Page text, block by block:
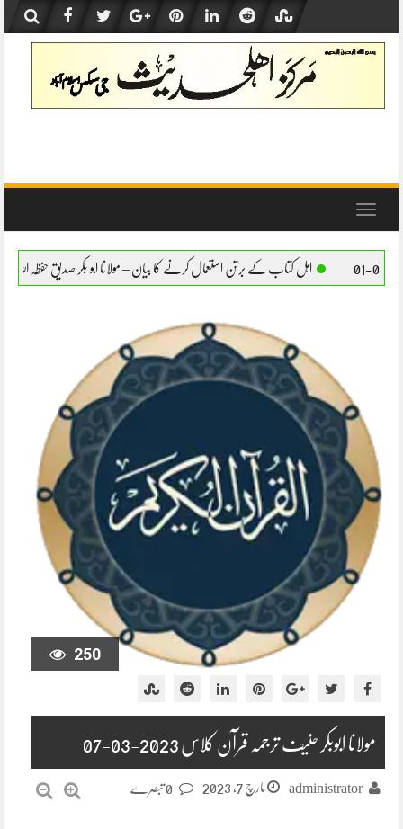
content
Toggle
کے برتن استعمال کرنے کا بیان – مولانا ابو بکر صدیق حفظہ اللہ اہل کتاب کے برتن
250
مولانا ابوبکر حنیف ترجمہ قرآن کلاس 2023-03-07
administrator مارچ 7, 2023